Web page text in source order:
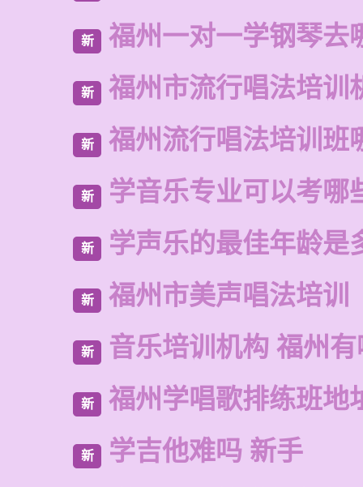
新 福州一对一学钢琴去
新 福州市流行唱法培训
新 福州流行唱法培训班
新 学音乐专业可以考哪
新 学声乐的最佳年龄是
新 福州市美声唱法培训
新 音乐培训机构 福州
新 福州学唱歌排练班地
新 学吉他难吗 新手